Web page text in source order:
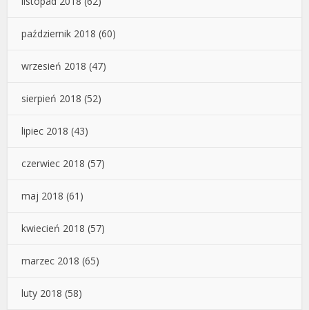
październik 2018 (60)
wrzesień 2018 (47)
sierpień 2018 (52)
lipiec 2018 (43)
czerwiec 2018 (57)
maj 2018 (61)
kwiecień 2018 (57)
marzec 2018 (65)
luty 2018 (58)